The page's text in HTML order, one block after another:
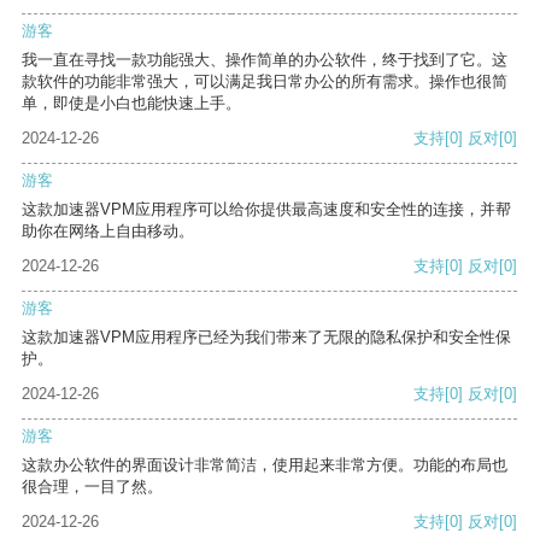
游客
我一直在寻找一款功能强大、操作简单的办公软件，终于找到了它。这
款软件的功能非常强大，可以满足我日常办公的所有需求。操作也很简
单，即使是小白也能快速上手。
2024-12-26
支持[0] 反对[0]
游客
这款加速器VPM应用程序可以给你提供最高速度和安全性的连接，并帮
助你在网络上自由移动。
2024-12-26
支持[0] 反对[0]
游客
这款加速器VPM应用程序已经为我们带来了无限的隐私保护和安全性保
护。
2024-12-26
支持[0] 反对[0]
游客
这款办公软件的界面设计非常简洁，使用起来非常方便。功能的布局也
很合理，一目了然。
2024-12-26
支持[0] 反对[0]